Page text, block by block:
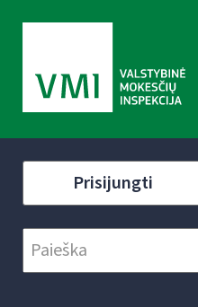
Prisijungti